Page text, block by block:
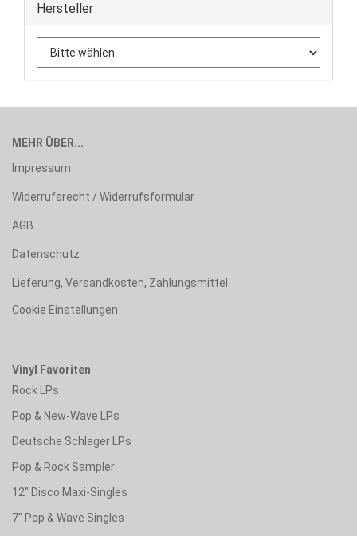
Hersteller
MEHR ÜBER...
Impressum
Widerrufsrecht / Widerrufsformular
AGB
Datenschutz
Lieferung, Versandkosten, Zahlungsmittel
Cookie Einstellungen
Vinyl Favoriten
Rock LPs
Pop & New-Wave LPs
Deutsche Schlager LPs
Pop & Rock Sampler
12" Disco Maxi-Singles
7" Pop & Wave Singles